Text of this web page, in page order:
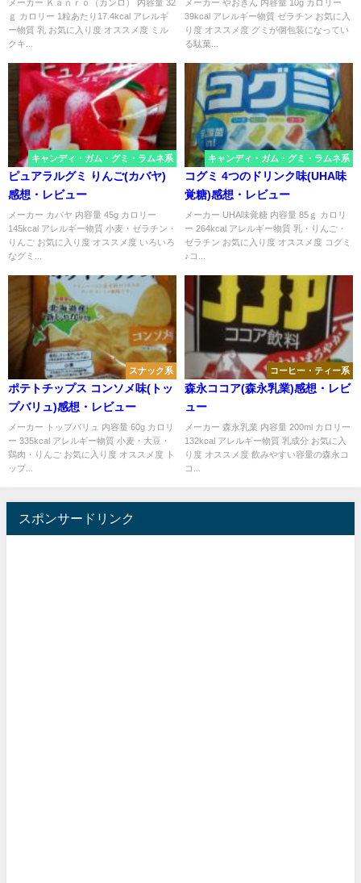
メーカー Ｋａｎｒｏ（カンロ） 内容量 32
ｇ カロリー 1粒あたり17.4kcal アレルギ
ー物質 乳 お気に入り度 オススメ度 ミル
クキ...
メーカー やおきん 内容量 10g カロリー
39kcal アレルギー物質 ゼラチン お気に入
り度 オススメ度 グミが個包装になってい
る駄菓...
キャンディ・ガム・グミ・ラムネ系
ピュアラルグミ りんご(カバヤ)
感想・レビュー
メーカー カバヤ 内容量 45g カロリー
145kcal アレルギー物質 小麦・ゼラチン・
りんご お気に入り度 オススメ度 いろいろ
なグミ...
キャンディ・ガム・グミ・ラムネ系
コグミ 4つのドリンク味(UHA味
覚糖)感想・レビュー
メーカー UHA味覚糖 内容量 85ｇ カロリ
ー 264kcal アレルギー物質 乳・りんご・
ゼラチン お気に入り度 オススメ度 コグミ
♪コ...
スナック系
ポテトチップス コンソメ味(トッ
プバリュ)感想・レビュー
メーカー トップバリュ 内容量 60g カロリ
ー 335kcal アレルギー物質 小麦・大豆・
鶏肉・りんご お気に入り度 オススメ度 ト
ップ...
コーヒー・ティー系
森永ココア(森永乳業)感想・レビ
ュー
メーカー 森永乳業 内容量 200ml カロリー
132kcal アレルギー物質 乳成分 お気に入
り度 オススメ度 飲みやすい容量の森永コ
コ...
スポンサードリンク